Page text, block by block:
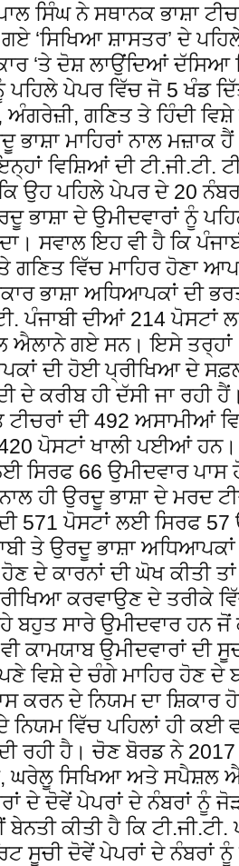
ਸਿੰਘ ਨੇ ਸਥਾਨਕ ਭਾਸ਼ਾ
ਗਏ ‘ਸਿਖਿਆ ਸ਼ਾਸਤਰ’ ਦੇ
‘ਤੇ ਦੋਸ਼ ਲਾਉਂਦਿਆਂ ਦੱਸਿਆ
ਪਹਿਲੇ ਪੇਪਰ ਵਿੱਚ ਜੋ 5 ਖੰਡ
ਗਣਿਤ ਤੇ ਹਿੰਦੀ
ਭਾਸ਼ਾ ਮਾਹਿਰਾਂ ਨਾਲ ਮਜ਼ਾਕ
ਵਿਸ਼ਿਆਂ ਦੀ ਟੀ.ਜੀ.ਟੀ.
ਉਹ ਪਹਿਲੇ ਪੇਪਰ ਦੇ 20
ਭਾਸ਼ਾ ਦੇ ਉਮੀਦਵਾਰਾਂ ਨੂੰ
ਸਵਾਲ ਇਹ ਵੀ ਹੈ ਕਿ
ਗਣਿਤ ਵਿੱਚ ਮਾਹਿਰ ਹੋਣਾ
ਭਾਸ਼ਾ ਅਧਿਆਪਕਾਂ ਦੀ
ਪੰਜਾਬੀ ਦੀਆਂ 214
ਐਲਾਨੇ ਗਏ ਸਨ। ਇਸੇ ਤਰ੍ਹਾਂ
ਦੀ ਹੋਈ ਪ੍ਰੀਖਿਆ ਦੇ
ਦੇ ਕਰੀਬ ਹੀ ਦੱਸੀ ਜਾ ਰਹੀ
ਟੀਚਰਾਂ ਦੀ 492 ਅਸਾਮੀਆਂ
ਪੋਸਟਾਂ ਖਾਲੀ ਪਈਆਂ ਹਨ।
ਸਿਰਫ 66 ਉਮੀਦਵਾਰ
ਹੀ ਉਰਦੂ ਭਾਸ਼ਾ ਦੇ ਮਰਦ
571 ਪੋਸਟਾਂ ਲਈ ਸਿਰਫ
ਤੇ ਉਰਦੂ ਭਾਸ਼ਾ ਅਧਿਆਪਕਾਂ
ਦੇ ਕਾਰਨਾਂ ਦੀ ਘੋਖ ਕੀਤੀ
ਕਰਵਾਉਣ ਦੇ ਤਰੀਕੇ
ਬਹੁਤ ਸਾਰੇ ਉਮੀਦਵਾਰ ਹਨ
ਕਾਮਯਾਬ ਉਮੀਦਵਾਰਾਂ ਦੀ
ਵਿਸ਼ੇ ਦੇ ਚੰਗੇ ਮਾਹਿਰ ਹੋਣ ਦੇ
ਕਰਨ ਦੇ ਨਿਯਮ ਦਾ ਸ਼ਿਕਾਰ
ਨਿਯਮ ਵਿੱਚ ਪਹਿਲਾਂ ਹੀ ਕਈ
ਰਹੀ ਹੈ। ਚੋਣ ਬੋਰਡ ਨੇ
ਘਰੇਲੂ ਸਿਖਿਆ ਅਤੇ ਸਪੈਸ਼ਲ
ਦੇ ਦੋਵੇਂ ਪੇਪਰਾਂ ਦੇ ਨੰਬਰਾਂ ਨੂੰ
ਕੀਤੀ ਹੈ ਕਿ ਟੀ.ਜੀ.ਟੀ.
ਸੂਚੀ ਦੋਵੇਂ ਪੇਪਰਾਂ ਦੇ ਨੰਬਰਾਂ